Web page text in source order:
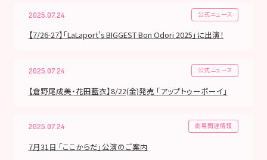
2025.07.24 公式ニュース
【7/26-27】「LaLaport’s BIGGEST Bon Odori 2025」に出演！
2025.07.24 公式ニュース
【倉野尾成美・花田藍衣】8/22(金)発売 「アップトゥーボーイ」
2025.07.24 劇場関連情報
7月31日 「ここからだ」公演のご案内